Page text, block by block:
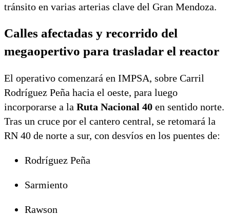
tránsito en varias arterias clave del Gran Mendoza.
Calles afectadas y recorrido del
megaopertivo para trasladar el reactor
El operativo comenzará en IMPSA, sobre Carril
Rodríguez Peña hacia el oeste, para luego
incorporarse a la Ruta Nacional 40 en sentido norte.
Tras un cruce por el cantero central, se retomará la
RN 40 de norte a sur, con desvíos en los puentes de:
Rodríguez Peña
Sarmiento
Rawson